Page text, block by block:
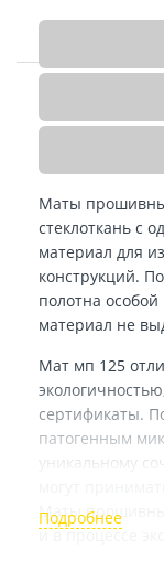
Маты
стеклоткань с
материал для
конструкций.
полотна
материал не
Мат мп 125
сертификаты.
патогенным
уникальному
Маты
и в процессе